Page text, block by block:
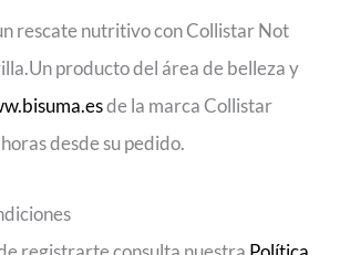
rescate nutritivo con Collistar Not
producto del área de belleza y
de la marca Collistar
desde su pedido.